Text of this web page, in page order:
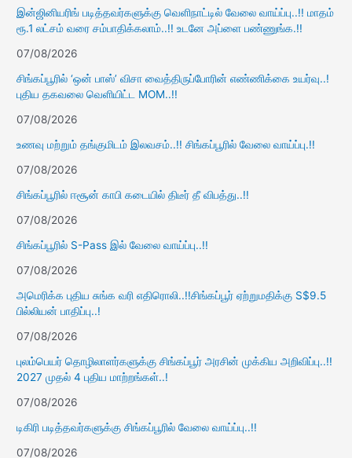
இன்ஜினியரிங் படித்தவர்களுக்கு வெளிநாட்டில் வேலை வாய்ப்பு..!! மாதம்
ரூ.1 லட்சம் வரை சம்பாதிக்கலாம்..!! உடனே அப்ளை பண்ணுங்க.!!
07/08/2026
சிங்கப்பூரில் ‘ஒன் பாஸ்’ விசா வைத்திருப்போரின் எண்ணிக்கை உயர்வு..!
புதிய தகவலை வெளியிட்ட MOM..!!
07/08/2026
உணவு மற்றும் தங்குமிடம் இலவசம்..!! சிங்கப்பூரில் வேலை வாய்ப்பு.!!
07/08/2026
சிங்கப்பூரில் ஈசூன் காபி கடையில் திடீர் தீ விபத்து..!!
07/08/2026
சிங்கப்பூரில் S-Pass இல் வேலை வாய்ப்பு..!!
07/08/2026
அமெரிக்க புதிய சுங்க வரி எதிரொலி..!!சிங்கப்பூர் ஏற்றுமதிக்கு S$9.5
பில்லியன் பாதிப்பு..!
07/08/2026
புலம்பெயர் தொழிலாளர்களுக்கு சிங்கப்பூர் அரசின் முக்கிய அறிவிப்பு..!!
2027 முதல் 4 புதிய மாற்றங்கள்..!
07/08/2026
டிகிரி படித்தவர்களுக்கு சிங்கப்பூரில் வேலை வாய்ப்பு..!!
07/08/2026